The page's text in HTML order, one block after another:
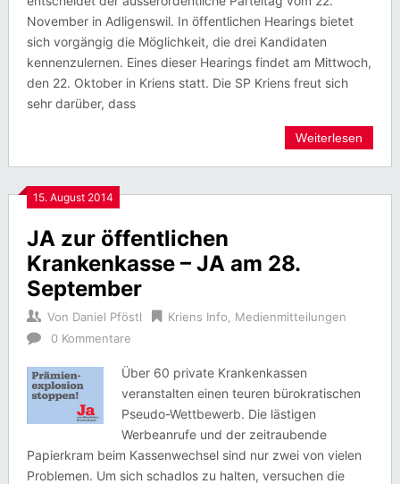
November in Adligenswil. In öffentlichen Hearings bietet
sich vorgängig die Möglichkeit, die drei Kandidaten
kennenzulernen. Eines dieser Hearings findet am Mittwoch,
den 22. Oktober in Kriens statt. Die SP Kriens freut sich
sehr darüber, dass
Weiterlesen
15. August 2014
JA zur öffentlichen
Krankenkasse – JA am 28.
September
Von Daniel Pföstl Kriens Info
Medienmitteilungen
0 Kommentare
Über 60 private Krankenkassen
veranstalten einen teuren bürokratischen
Pseudo-Wettbewerb. Die lästigen
Werbeanrufe und der zeitraubende
Papierkram beim Kassenwechsel sind nur zwei von vielen
Problemen. Um sich schadlos zu halten, versuchen die